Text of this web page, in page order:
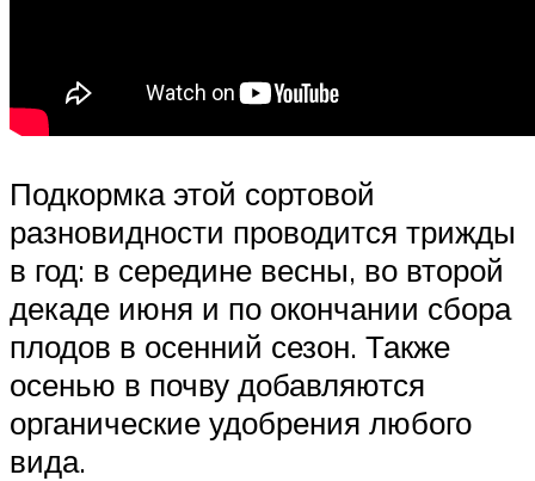
Подкормка этой сортовой
разновидности проводится трижды
в год: в середине весны, во второй
декаде июня и по окончании сбора
плодов в осенний сезон. Также
осенью в почву добавляются
органические удобрения любого
вида.